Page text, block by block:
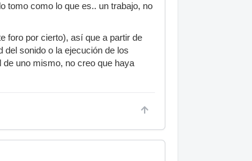
sus instrumentos que tienen
podemos hablar de que
la cantidad de pistas
timbala1, 2, 3, overheads y
además de la pista del
en el reto de mezcla que era
tomo como lo que es.. un trabajo, no
foro por cierto), así que a partir de
del sonido o la ejecución de los
uno mismo, no creo que haya